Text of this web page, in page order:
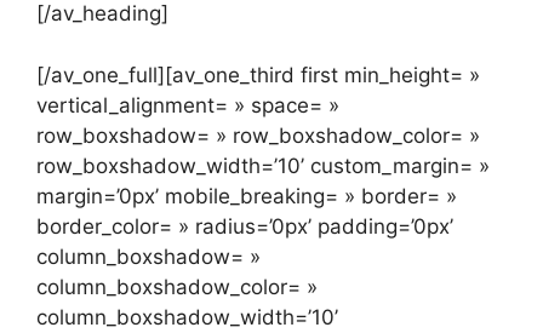
[/av_heading]
[/av_one_full][av_one_third first min_height= »
vertical_alignment= » space= »
row_boxshadow= » row_boxshadow_color= »
row_boxshadow_width=’10’ custom_margin= »
margin=’0px’ mobile_breaking= » border= »
border_color= » radius=’0px’ padding=’0px’
column_boxshadow= »
column_boxshadow_color= »
column_boxshadow_width=’10’